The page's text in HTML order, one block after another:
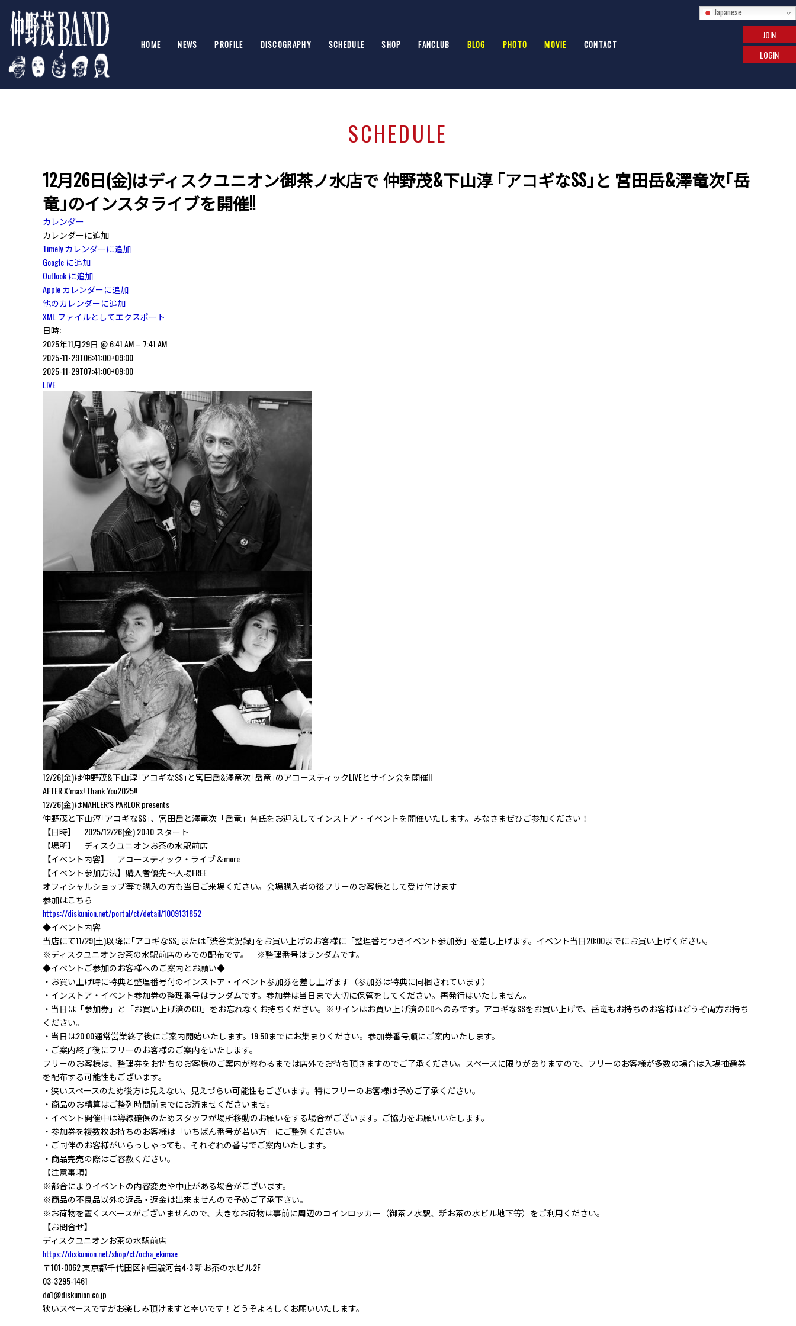
HOME NEWS PROFILE DISCOGRAPHY SCHEDULE SHOP FANCLUB BLOG PHOTO MOVIE CONTACT
JOIN
LOGIN
SCHEDULE
12月26日(金)はディスクユニオン御茶ノ水店で 仲野茂&下山淳 ｢アコギなSS｣と 宮田岳&澤竜次｢岳
竜｣のインスタライブを開催!!
カレンダー
カレンダーに追加
Timely カレンダーに追加
Google に追加
Outlook に追加
Apple カレンダーに追加
他のカレンダーに追加
XML ファイルとしてエクスポート
日時:
2025年11月29日 @ 6:41 AM – 7:41 AM
2025-11-29T06:41:00+09:00
2025-11-29T07:41:00+09:00
LIVE
12/26(金)は仲野茂&下山淳｢アコギなSS｣と宮田岳&澤竜次｢岳竜｣のアコースティックLIVEとサイン会を開催!!
AFTER X’mas! Thank You2025!!
12/26(金)はMAHLER’S PARLOR presents
仲野茂と下山淳｢アコギなSS｣、宮田岳と澤竜次「岳竜」各氏をお迎えしてインストア・イベントを開催いたします。みなさまぜひご参加ください！
【日時】 2025/12/26(金) 20:10 スタート
【場所】 ディスクユニオンお茶の水駅前店
【イベント内容】 アコースティック・ライブ＆more
【イベント参加方法】購入者優先～入場FREE
オフィシャルショップ等で購入の方も当日ご来場ください。会場購入者の後フリーのお客様として受け付けます
参加はこちら
https://diskunion.net/portal/ct/detail/1009131852
◆イベント内容
当店にて11/29(土)以降に｢アコギなSS｣または｢渋谷実況録｣をお買い上げのお客様に「整理番号つきイベント参加券」を差し上げます。イベント当日20:00までにお買い上げください。
※ディスクユニオンお茶の水駅前店のみでの配布です。 ※整理番号はランダムです。
◆イベントご参加のお客様へのご案内とお願い◆
・お買い上げ時に特典と整理番号付のインストア・イベント参加券を差し上げます（参加券は特典に同梱されています）
・インストア・イベント参加券の整理番号はランダムです。参加券は当日まで大切に保管をしてください。再発行はいたしません。
・当日は「参加券」と「お買い上げ済のCD」をお忘れなくお持ちください。※サインはお買い上げ済のCDへのみです。アコギなSSをお買い上げで、岳竜もお持ちのお客様はどうぞ両方お持ち
ください。
・当日は20:00通常営業終了後にご案内開始いたします。19:50までにお集まりください。参加券番号順にご案内いたします。
・ご案内終了後にフリーのお客様のご案内をいたします。
フリーのお客様は、整理券をお持ちのお客様のご案内が終わるまでは店外でお待ち頂きますのでご了承ください。スペースに限りがありますので、フリーのお客様が多数の場合は入場抽選券
を配布する可能性もございます。
・狭いスペースのため後方は見えない、見えづらい可能性もございます。特にフリーのお客様は予めご了承ください。
・商品のお精算はご整列時間前までにお済ませくださいませ。
・イベント開催中は導線確保のためスタッフが場所移動のお願いをする場合がございます。ご協力をお願いいたします。
・参加券を複数枚お持ちのお客様は「いちばん番号が若い方」にご整列ください。
・ご同伴のお客様がいらっしゃっても、それぞれの番号でご案内いたします。
・商品完売の際はご容赦ください。
【注意事項】
※都合によりイベントの内容変更や中止がある場合がございます。
※商品の不良品以外の返品・返金は出来ませんので予めご了承下さい。
※お荷物を置くスペースがございませんので、大きなお荷物は事前に周辺のコインロッカー（御茶ノ水駅、新お茶の水ビル地下等）をご利用ください。
【お問合せ】
ディスクユニオンお茶の水駅前店
https://diskunion.net/shop/ct/ocha_ekimae
〒101-0062 東京都千代田区神田駿河台4-3 新お茶の水ビル2F
03-3295-1461
do1@diskunion.co.jp
狭いスペースですがお楽しみ頂けますと幸いです！どうぞよろしくお願いいたします。
Japanese